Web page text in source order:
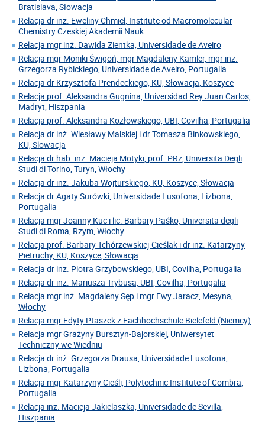
Bratislava, Słowacja
Relacja dr inż. Eweliny Chmiel, Institute od Macromolecular
Chemistry Czeskiej Akademii Nauk
Relacja mgr inż. Dawida Zientka, Universidade de Aveiro
Relacja mgr Moniki Świgoń, mgr Magdaleny Kamler, mgr inż.
Grzegorza Rybickiego, Universidade de Aveiro, Portugalia
Relacja dr Krzysztofa Prendeckiego, KU, Słowacja, Koszyce
Relacja prof. Aleksandra Gugnina, Universidad Rey Juan Carlos,
Madryt, Hiszpania
Relacja prof. Aleksandra Kozłowskiego, UBI, Covilha, Portugalia
Relacja dr inż. Wiesławy Malskiej i dr Tomasza Binkowskiego,
KU, Slowacja
Relacja dr hab. inż. Macieja Motyki, prof. PRz, Universita Degli
Studi di Torino, Turyn, Włochy
Relacja dr inż. Jakuba Wojturskiego, KU, Koszyce, Słowacja
Relacja dr Agaty Surówki, Universidade Lusofona, Lizbona,
Portugalia
Relacja mgr Joanny Kuc i lic. Barbary Paśko, Universita degli
Studi di Roma, Rzym, Włochy
Relacja prof. Barbary Tchórzewskiej-Cieślak i dr inż. Katarzyny
Pietruchy, KU, Koszyce, Słowacja
Relacja dr inz. Piotra Grzybowskiego, UBI, Covilha, Portugalia
Relacja dr inż. Mariusza Trybusa, UBI, Covilha, Portugalia
Relacja mgr inż. Magdaleny Sęp i mgr Ewy Jaracz, Mesyna,
Włochy
Relacja mgr Edyty Ptaszek z Fachhochschule Bielefeld (Niemcy)
Relacja mgr Grażyny Bursztyn-Bajorskiej, Uniwersytet
Techniczny we Wiedniu
Relacja dr inż. Grzegorza Drausa, Universidade Lusofona,
Lizbona, Portugalia
Relacja mgr Katarzyny Cieśli, Polytechnic Institute of Combra,
Portugalia
Relacja inż. Macieja Jakielaszka, Universidade de Sevilla,
Hiszpania